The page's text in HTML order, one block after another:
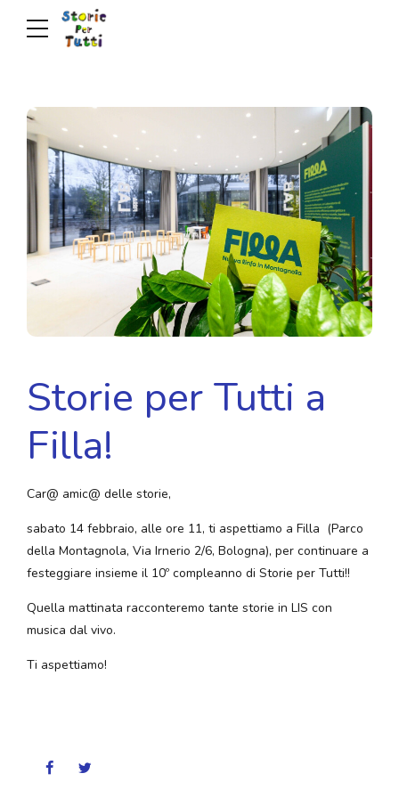
Storie per Tutti a
Filla!
Car@ amic@ delle storie,
sabato 14 febbraio, alle ore 11, ti aspettiamo a Filla (Parco
della Montagnola, Via Irnerio 2/6, Bologna), per continuare a
festeggiare insieme il 10º compleanno di Storie per Tutti!!
Quella mattinata racconteremo tante storie in LIS con
musica dal vivo.
Ti aspettiamo!